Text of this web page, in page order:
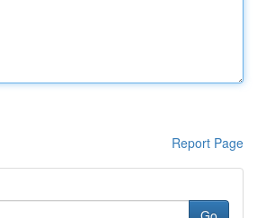
Report Page